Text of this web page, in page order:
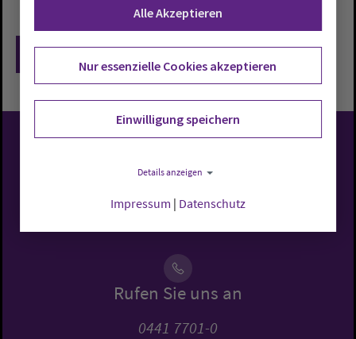
Evangelisch-Lutherische
Kirche in Oldenburg
Rufen Sie uns an
0441 7701-0
Alle Akzeptieren
Nur essenzielle Cookies akzeptieren
Einwilligung speichern
Details anzeigen
Impressum | Datenschutz